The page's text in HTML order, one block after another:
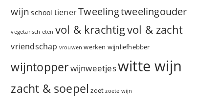
wijn school tienerTweelingtweelingouder
vegetarisch eten vol & krachtigvol & zacht
vriendschap vrouwen werken wijnliefhebber
wijntopperwijnweetjeswitte wijn
zacht & soepel zoet zoete wijn